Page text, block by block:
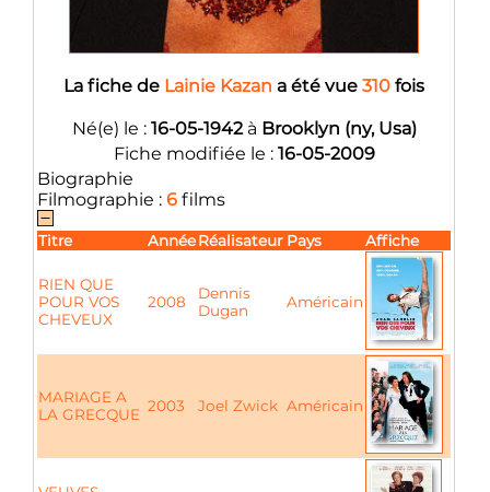
La fiche de Lainie Kazan a été vue 310 fois
Né(e) le : 16-05-1942à Brooklyn (ny, Usa)
Fiche modifiée le : 16-05-2009
Biographie
Filmographie : 6 films
Titre AnnéeRéalisateur Pays Affiche
RIEN QUE
POUR VOS
CHEVEUX
2008
Dennis
Dugan
Américain
MARIAGE A
LA GRECQUE 2003 Joel Zwick Américain